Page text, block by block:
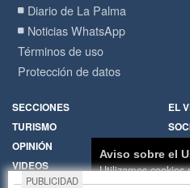
Diario de La Palma
Noticias WhatsApp
Términos de uso
Protección de datos
SECCIONES
EL
TURISMO
OPINIÓN
VIDEOS
PUBLICIDAD
Aviso sobre el
Utilizamos cookies